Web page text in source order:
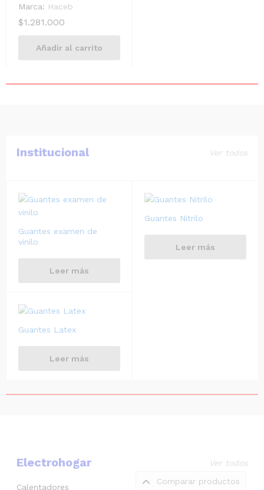
Marca: Haceb
$1.281.000
Añadir al carrito
Institucional Ver todos
Guantes examen de
vinilo
Leer más
Guantes Nitrilo
Leer más
Guantes Latex
Leer más
Electrohogar
Calentadores
Ver todos
Comparar productos